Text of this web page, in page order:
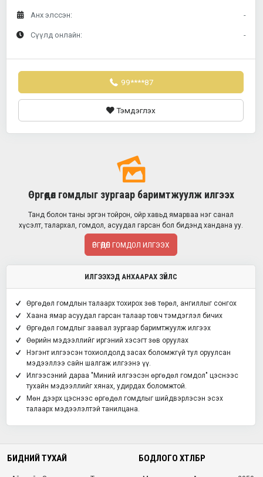
Анх элссэн: -
Сүүлд онлайн: -
99****87
Тэмдэглэх
Өргөдөл гомдлыг зургаар баримтжуулж илгээх
Танд болон таны эргэн тойрон, ойр хавьд ямарваа нэг санал
хүсэлт, талархал, гомдол, асуудал гарсан бол бидэнд хандана уу.
ӨРГӨДӨЛ ГОМДОЛ ИЛГЭЭХ
ИЛГЭЭХЭД АНХААРАХ ЗҮЙЛС
Өргөдөл гомдлын талаарх тохирох зөв төрөл, ангиллыг сонгох
Хаана ямар асуудал гарсан талаар товч тэмдэглэл бичих
Өргөдөл гомдлыг заавал зургаар баримтжуулж илгээх
Өөрийн мэдээллийг иргэний хэсэгт зөв оруулах
Нэгэнт илгээсэн тохиолдолд засах боломжгүй тул оруулсан
мэдээллээ сайн шалгаж илгээнэ үү.
Илгээсэний дараа "Миний илгээсэн өргөдөл гомдол" цэснээс
тухайн мэдээллийг хянах, удирдах боломжтой.
Мөн дээрх цэснээс өргөдөл гомдлыг шийдвэрлэсэн эсэх
талаарх мэдээлэлтэй танилцана.
БИДНИЙ ТУХАЙ БОДЛОГО ХӨТӨЛБӨР